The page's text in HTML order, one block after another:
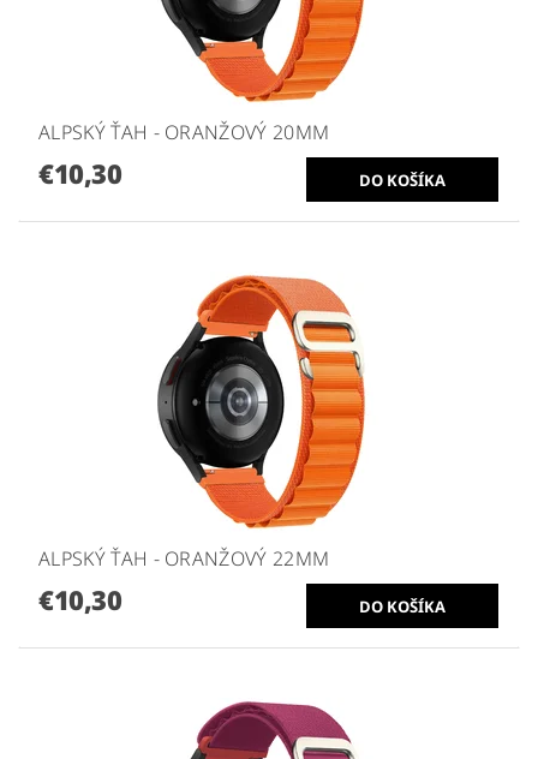
ALPSKÝ ŤAH - ORANŽOVÝ 20MM
€10,30
ALPSKÝ ŤAH - ORANŽOVÝ 22MM
€10,30